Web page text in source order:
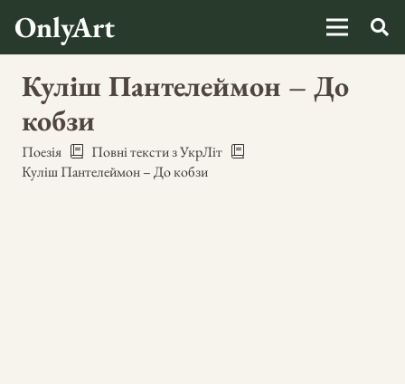
OnlyArt
Куліш Пантелеймон – До
кобзи
Поезія
Повні тексти з УкрЛіт
Куліш Пантелеймон – До кобзи